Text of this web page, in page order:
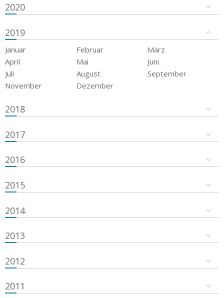
2020
2019
Januar Februar
März
April
Mai
Juni
Juli
August
September
November
Dezember
2018
2017
2016
2015
2014
2013
2012
2011